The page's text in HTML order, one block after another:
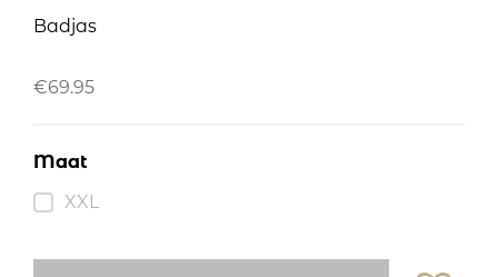
Badjas
€69.95
Maat
XXL